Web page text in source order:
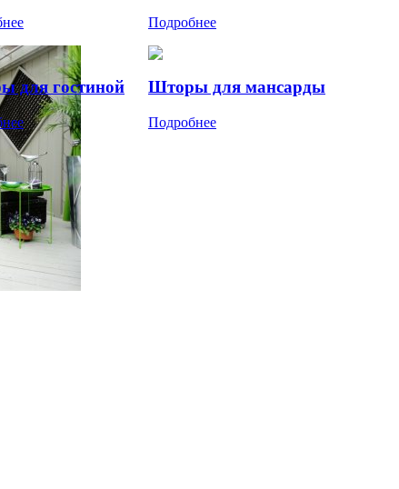
Подробнее
для гостиной Шторы для мансарды
Подробнее